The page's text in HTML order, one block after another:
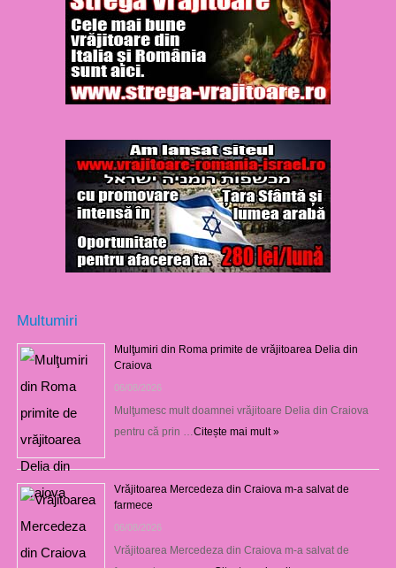
Multumiri
Mulţumiri din Roma primite de vrăjitoarea Delia din
Craiova
06/08/2026
Mulţumesc mult doamnei vrăjitoare Delia din Craiova
pentru că prin … Citește mai mult »
Vrăjitoarea Mercedeza din Craiova m-a salvat de
farmece
06/08/2026
Vrăjitoarea Mercedeza din Craiova m-a salvat de